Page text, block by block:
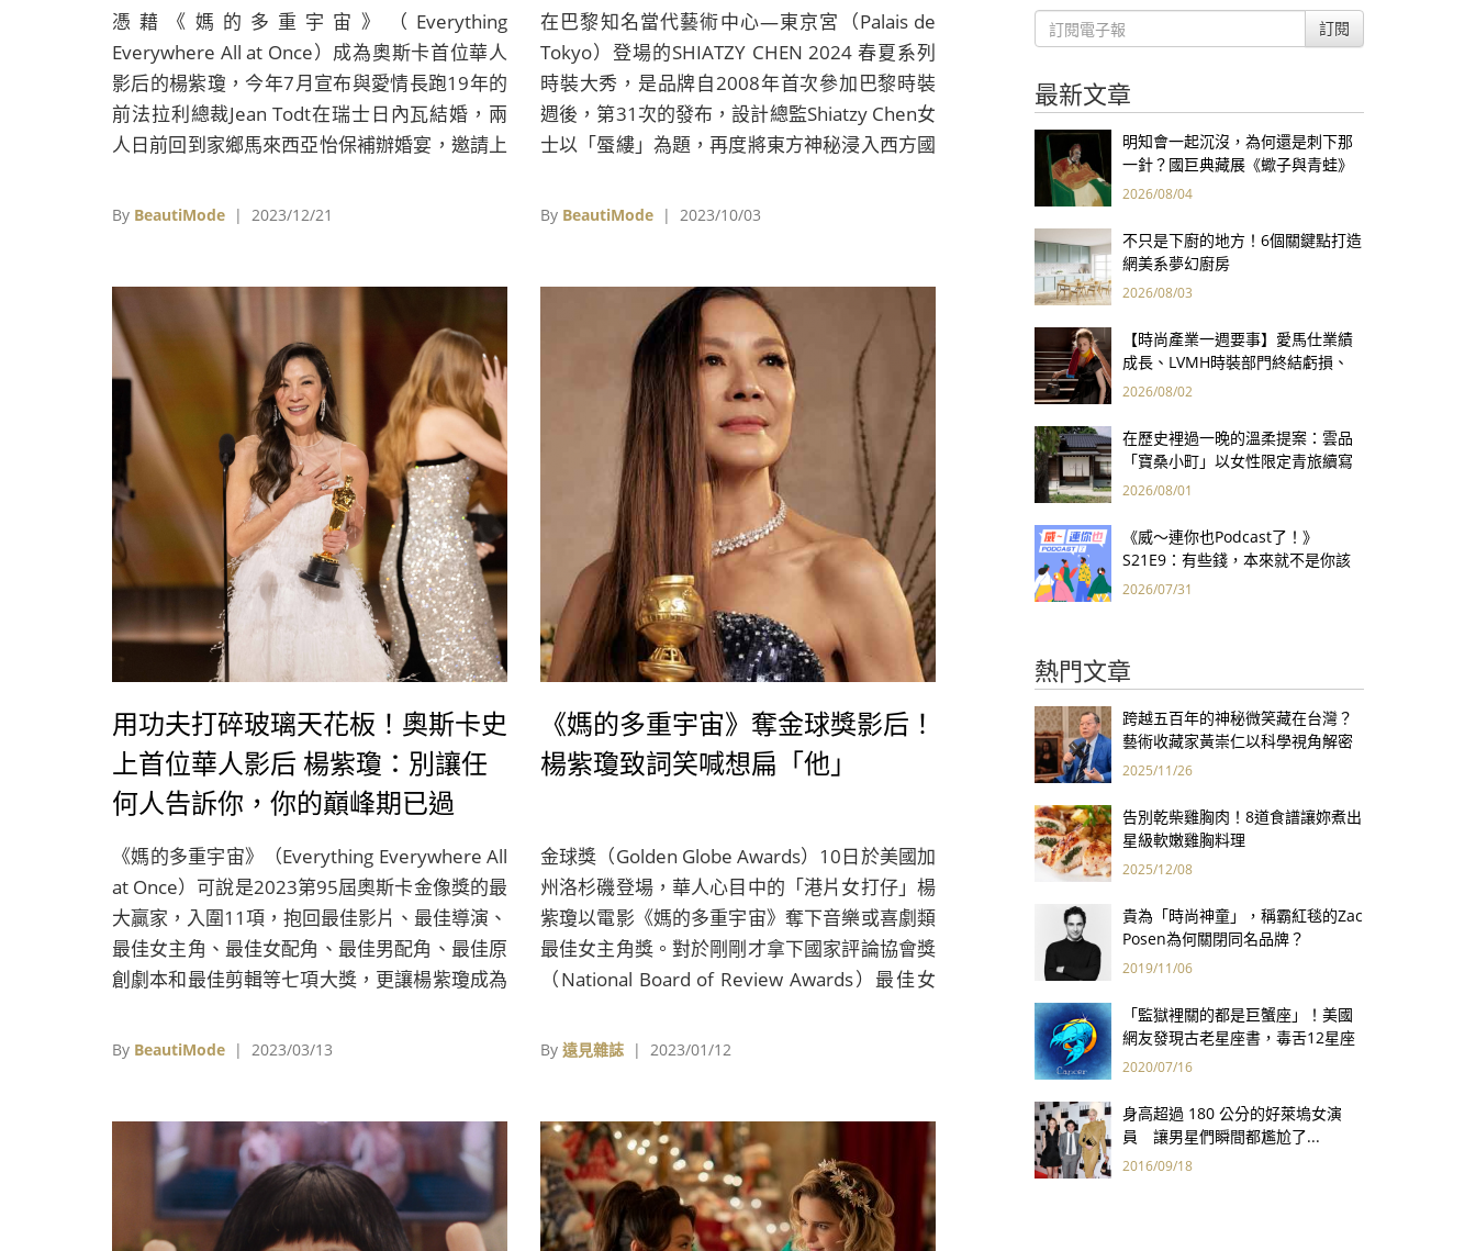
憑藉《媽的多重宇宙》（Everything
Everywhere All at Once）成為奧斯卡首位華人
影后的楊紫瓊，今年7月宣布與愛情長跑19年的
前法拉利總裁Jean Todt在瑞士日內瓦結婚，兩
人日前回到家鄉馬來西亞怡保補辦婚宴，邀請上
家人的大合照。
By BeautiMode | 2023/12/21
在巴黎知名當代藝術中心—東京宮（Palais de
Tokyo）登場的SHIATZY CHEN 2024 春夏系列
時裝大秀，是品牌自2008年首次參加巴黎時裝
週後，第31次的發布，設計總監Shiatzy Chen女
士以「蜃縷」為題，再度將東方神秘浸入西方國
手孫盛希、歌手演員李玉璽、時尚全能音樂人
By BeautiMode | 2023/10/03
用功夫打碎玻璃天花板！奧斯卡史
上首位華人影后 楊紫瓊：別讓任
何人告訴你，你的巔峰期已過
《媽的多重宇宙》（Everything Everywhere All
at Once）可說是2023第95屆奧斯卡金像獎的最
大贏家，入圍11項，抱回最佳影片、最佳導演、
最佳女主角、最佳女配角、最佳男配角、最佳原
創劇本和最佳剪輯等七項大獎，更讓楊紫瓊成為
By BeautiMode | 2023/03/13
《媽的多重宇宙》奪金球獎影后！
楊紫瓊致詞笑喊想扁「他」
金球獎（Golden Globe Awards）10日於美國加
州洛杉磯登場，華人心目中的「港片女打仔」楊
紫瓊以電影《媽的多重宇宙》奪下音樂或喜劇類
最佳女主角獎。對於剛剛才拿下國家評論協會獎
（National Board of Review Awards）最佳女
離奧斯卡金像獎的距離也更進一步。
By 遠見雜誌 | 2023/01/12
訂閱
最新文章
明知會一起沉沒，為何還是刺下那
一針？國巨典藏展《蠍子與青蛙》
用66件名作拷問人性
2026/08/04
不只是下廚的地方！6個關鍵點打造
網美系夢幻廚房
2026/08/03
【時尚產業一週要事】愛馬仕業績
成長、LVMH時裝部門終結虧損、
Kering轉型策略初現成效、Prada
2026/08/02
在歷史裡過一晚的溫柔提案：雲品
「寶桑小町」以女性限定青旅續寫
台東老屋記憶
2026/08/01
《威～連你也Podcast了！》
S21E9：有些錢，本來就不是你該
賺的——讀《一個投機者的告白》
2026/07/31
熱門文章
跨越五百年的神秘微笑藏在台灣？
藝術收藏家黃崇仁以科學視角解密
「最年輕的蒙娜麗莎」
2025/11/26
告別乾柴雞胸肉！8道食譜讓妳煮出
星級軟嫩雞胸料理
2025/12/08
貴為「時尚神童」，稱霸紅毯的Zac
Posen為何關閉同名品牌？
2019/11/06
「監獄裡關的都是巨蟹座」！美國
網友發現古老星座書，毒舌12星座
性格精準到爆笑！
2020/07/16
身高超過 180 公分的好萊塢女演
員 讓男星們瞬間都尷尬了...
2016/09/18